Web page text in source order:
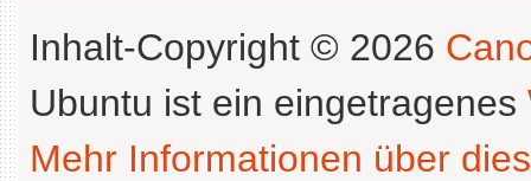
Inhalt-Copyright © 2026
Ubuntu ist ein eingetragenes
Mehr Informationen über